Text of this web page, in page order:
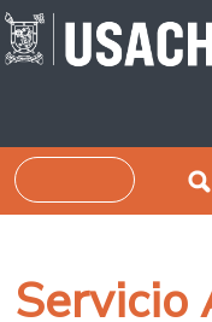
Passar para o
Pesquisar
Servicio